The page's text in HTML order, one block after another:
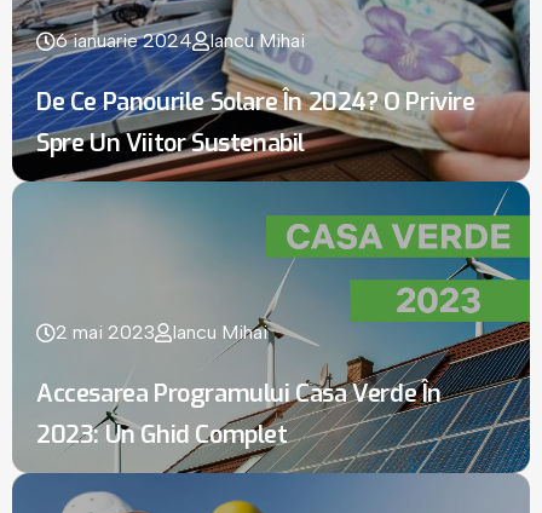
6 ianuarie 2024 Iancu Mihai
De Ce Panourile Solare În 2024? O Privire
Spre Un Viitor Sustenabil
2 mai 2023 Iancu Mihai
Accesarea Programului Casa Verde În
2023: Un Ghid Complet